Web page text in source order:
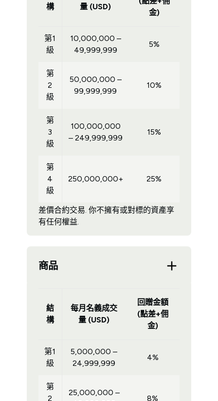
構 量 (USD)
金)
第1
級
10,000,000 –
49,999,999
5%
第
2
級
50,000,000 –
99,999,999
10%
第
3
級
100,000,000
– 249,999,999
15%
第
4
級
250,000,000+ 25%
差價合約交易. 你不擁有或對標的資產享
有任何權益.
商品
結
構
每月名義成交
量 (USD)
回贈金額
(點差+佣
金)
第1
級
5,000,000 –
24,999,999
4%
第
2
25,000,000 –
8%